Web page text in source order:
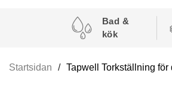
Bad &
kök
Startsidan Tapwell Torkställning